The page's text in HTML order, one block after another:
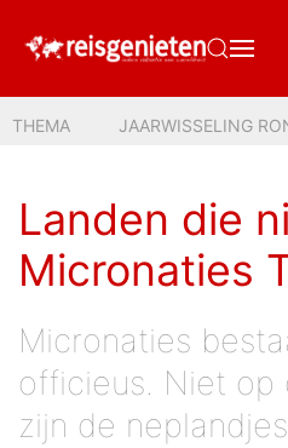
THEMA JAARWISSELING
Landen die
Micronaties
Micronaties
officieus. Niet op
zijn de